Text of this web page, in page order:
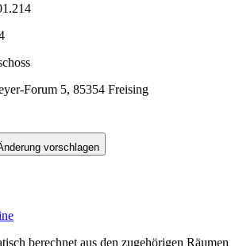
Forum 5, 85354 Freising
vorschlagen
berechnet aus den zugehörigen Räumen